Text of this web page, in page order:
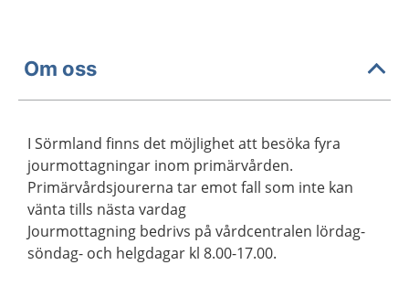
Om oss
I Sörmland finns det möjlighet att besöka fyra
jourmottagningar inom primärvården.
Primärvårdsjourerna tar emot fall som inte kan
vänta tills nästa vardag
Jourmottagning bedrivs på vårdcentralen lördag-
söndag- och helgdagar kl 8.00-17.00.